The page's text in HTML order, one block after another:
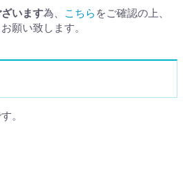
います為、 こちら をご確認の上、
願い致します。
。